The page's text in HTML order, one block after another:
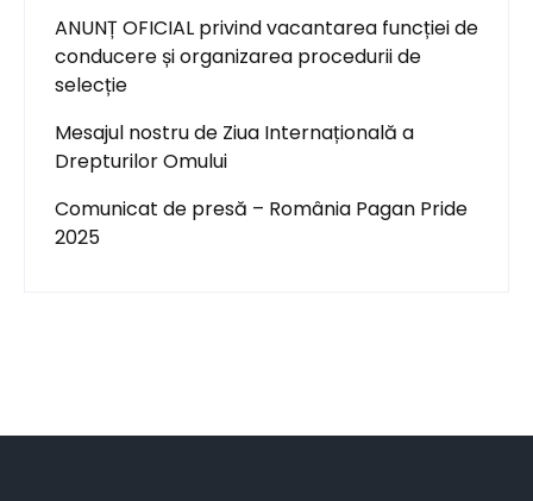
ANUNȚ OFICIAL privind vacantarea funcției de
conducere și organizarea procedurii de
selecție
Mesajul nostru de Ziua Internațională a
Drepturilor Omului
Comunicat de presă – România Pagan Pride
2025